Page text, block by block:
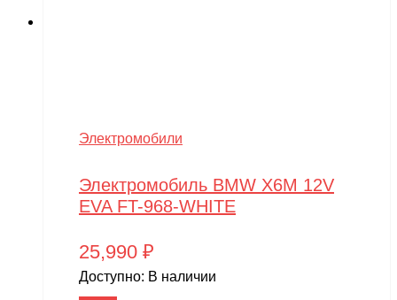
Электромобили
Электромобиль BMW X6M 12V
EVA FT-968-WHITE
25,990 ₽
Доступно: В наличии